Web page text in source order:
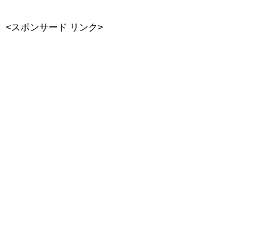
<スポンサード リンク>